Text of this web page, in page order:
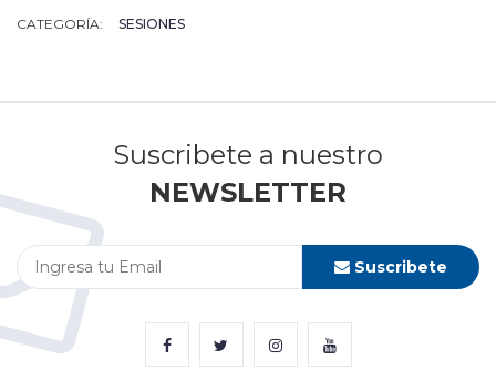
CATEGORÍA: SESIONES
Suscribete a nuestro
NEWSLETTER
Suscribete